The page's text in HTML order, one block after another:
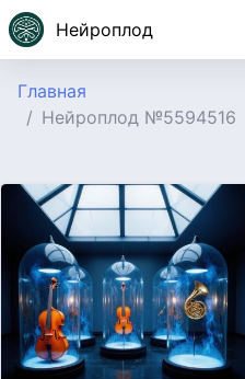
Нейроплод
Главная
Нейроплод №5594516